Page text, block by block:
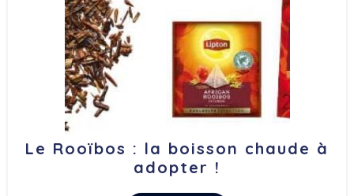
Le Rooïbos : la boisson chaude à
adopter !